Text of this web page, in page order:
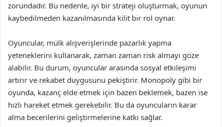
zorundadır. Bu nedenle, iyi bir strateji oluşturmak, oyunun
kaybedilmeden kazanılmasında kilit bir rol oynar.
Oyuncular, mülk alışverişlerinde pazarlık yapma
yeteneklerini kullanarak, zaman zaman risk almayı göze
alabilir. Bu durum, oyuncular arasında sosyal etkileşimi
artırır ve rekabet duygusunu pekiştirir. Monopoly gibi bir
oyunda, kazanç elde etmek için bazen beklemek, bazen ise
hızlı hareket etmek gerekebilir. Bu da oyuncuların karar
alma becerilerini geliştirmelerine katkı sağlar.